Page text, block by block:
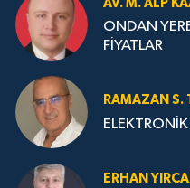
AV. M. ALP
ONDAN
FİYATLAR
RAMAZAN S.
ERHAN